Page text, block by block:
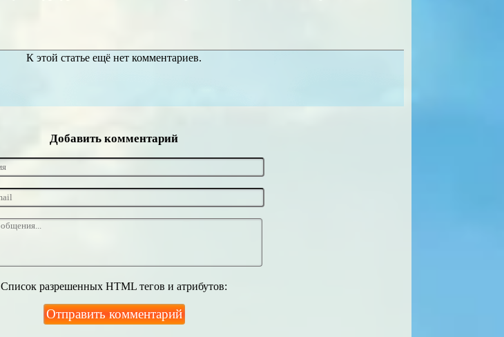
К этой статье ещё нет комментариев.
Добавить комментарий
Список разрешенных HTML тегов и атрибутов: